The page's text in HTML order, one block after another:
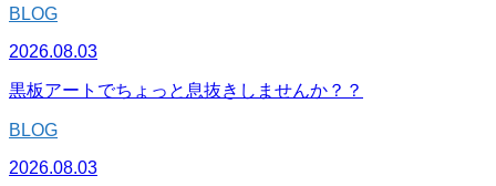
BLOG
2026.08.03
黒板アートでちょっと息抜きしませんか？？
BLOG
2026.08.03